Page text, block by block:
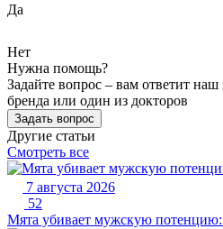
Да
Нет
Нужна помощь?
Задайте вопрос – вам ответит наш
бренда или один из докторов
Задать вопрос
Другие статьи
Смотреть все
7 августа 2026
52
Мята убивает мужскую